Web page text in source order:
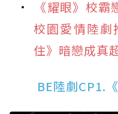
《耀眼》校
校園愛情陸劇
住》暗戀成真
BE陸劇CP1.